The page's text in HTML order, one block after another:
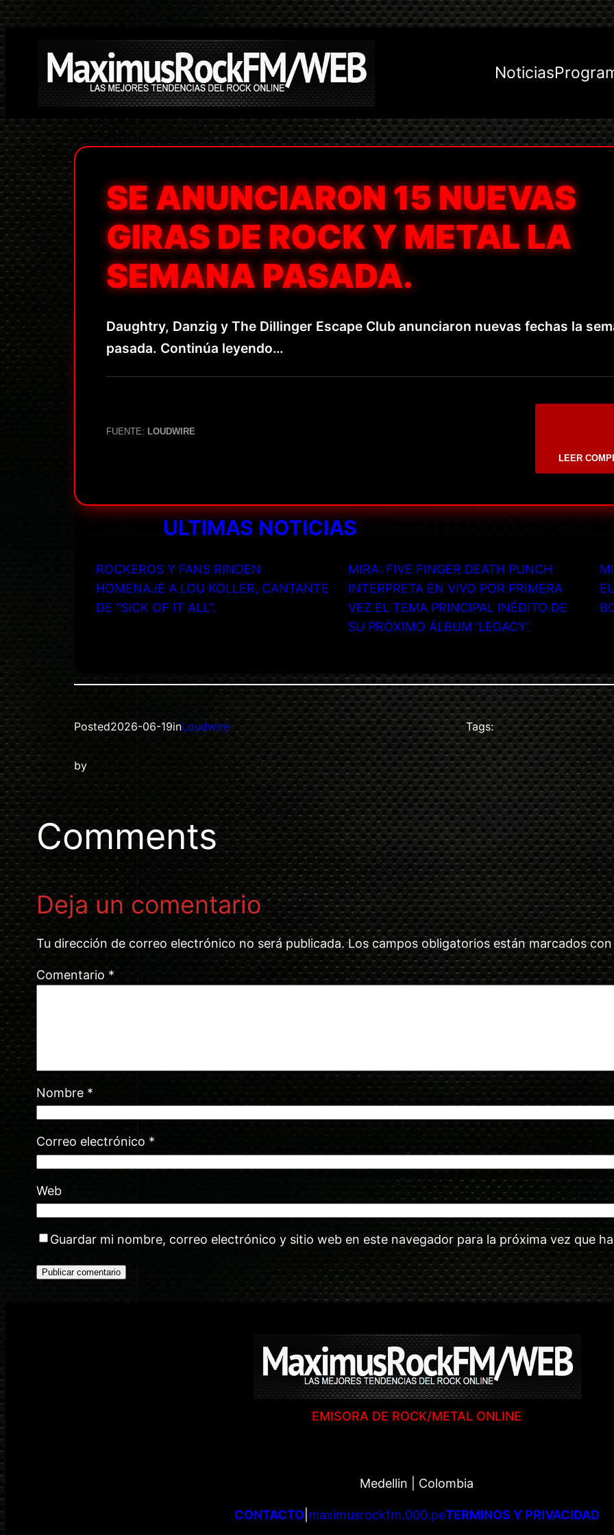
Saltar
contenido
Noticias
SE ANUNCIARON 15 NUEVAS
GIRAS DE ROCK Y METAL LA
SEMANA PASADA.
Daughtry, Danzig y The Dillinger Escape Club anunciaron nuevas fechas la
pasada. Continúa leyendo…
FUENTE: LOUDWIRE
LEER
ULTIMAS NOTICIAS
ROCKEROS Y FANS RINDEN
HOMENAJE A LOU KOLLER, CANTANTE
DE “SICK OF IT ALL”.
MIRA: FIVE FINGER DEATH PUNCH
INTERPRETA EN VIVO POR PRIMERA
VEZ EL TEMA PRINCIPAL INÉDITO DE
SU PRÓXIMO ÁLBUM ‘LEGACY’.
Posted2026-06-19inLoudwire
by
Tags:
Comments
Deja un comentario
Tu dirección de correo electrónico no será publicada. Los campos obligatorios están marcados
Comentario *
Nombre *
Correo electrónico *
Web
Guardar mi nombre, correo electrónico y sitio web en este navegador para la próxima vez que
EMISORA DE ROCK/METAL ONLINE
Medellin | Colombia
CONTACTO| maximusrockfm.000.peTERMINOS Y PRIVACIDAD